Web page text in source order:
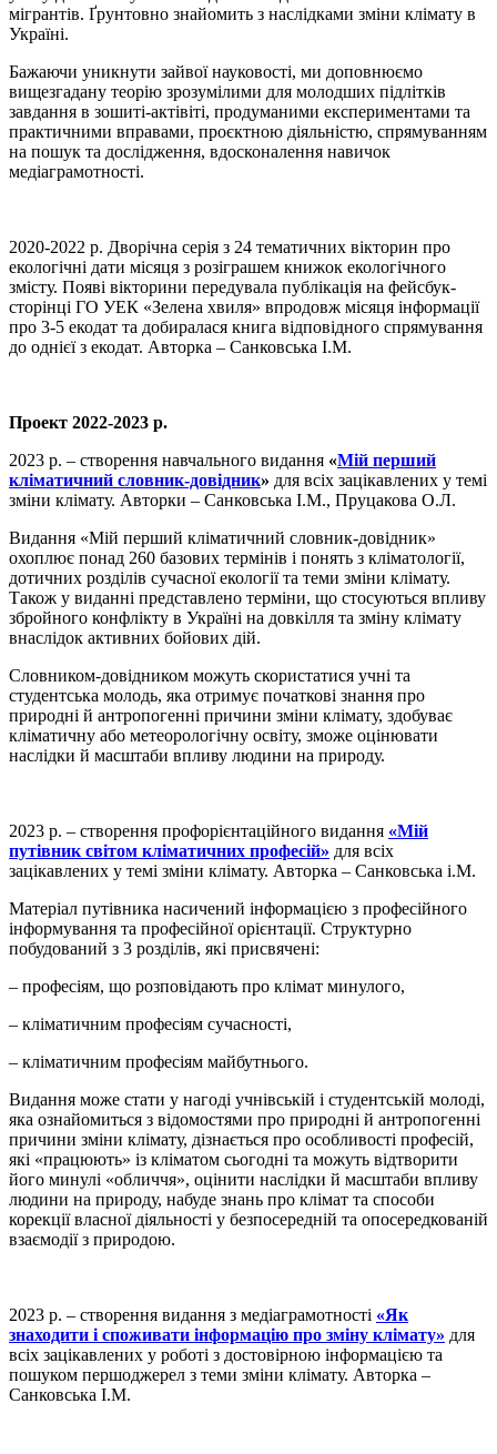
мігрантів. Ґрунтовно знайомить з наслідками зміни клімату в
Україні.
Бажаючи уникнути зайвої науковості, ми доповнюємо
вищезгадану теорію зрозумілими для молодших підлітків
завдання в зошиті-актівіті, продуманими експериментами та
практичними вправами, проєктною діяльністю, спрямуванням
на пошук та дослідження, вдосконалення навичок
медіаграмотності.
2020-2022 р. Дворічна серія з 24 тематичних вікторин про
екологічні дати місяця з розіграшем книжок екологічного
змісту. Появі вікторини передувала публікація на фейсбук-
сторінці ГО УЕК «Зелена хвиля» впродовж місяця інформації
про 3-5 екодат та добиралася книга відповідного спрямування
до однієї з екодат. Авторка – Санковська І.М.
Проект 2022-2023 р.
2023 р. – створення навчального видання «Мій перший
кліматичний словник-довідник» для всіх зацікавлених у темі
зміни клімату. Авторки – Санковська І.М., Пруцакова О.Л.
Видання «Мій перший кліматичний словник-довідник»
охоплює понад 260 базових термінів і понять з кліматології,
дотичних розділів сучасної екології та теми зміни клімату.
Також у виданні представлено терміни, що стосуються впливу
збройного конфлікту в Україні на довкілля та зміну клімату
внаслідок активних бойових дій.
Словником-довідником можуть скористатися учні та
студентська молодь, яка отримує початкові знання про
природні й антропогенні причини зміни клімату, здобуває
кліматичну або метеорологічну освіту, зможе оцінювати
наслідки й масштаби впливу людини на природу.
2023 р. – створення профорієнтаційного видання «Мій
путівник світом кліматичних професій» для всіх
зацікавлених у темі зміни клімату. Авторка – Санковська і.М.
Матеріал путівника насичений інформацією з професійного
інформування та професійної орієнтації. Структурно
побудований з 3 розділів, які присвячені:
– професіям, що розповідають про клімат минулого,
– кліматичним професіям сучасності,
– кліматичним професіям майбутнього.
Видання може стати у нагоді учнівській і студентській молоді,
яка ознайомиться з відомостями про природні й антропогенні
причини зміни клімату, дізнається про особливості професій,
які «працюють» із кліматом сьогодні та можуть відтворити
його минулі «обличчя», оцінити наслідки й масштаби впливу
людини на природу, набуде знань про клімат та способи
корекції власної діяльності у безпосередній та опосередкованій
взаємодії з природою.
2023 р. – створення видання з медіаграмотності «Як
знаходити і споживати інформацію про зміну клімату» для
всіх зацікавлених у роботі з достовірною інформацією та
пошуком першоджерел з теми зміни клімату. Авторка –
Санковська І.М.